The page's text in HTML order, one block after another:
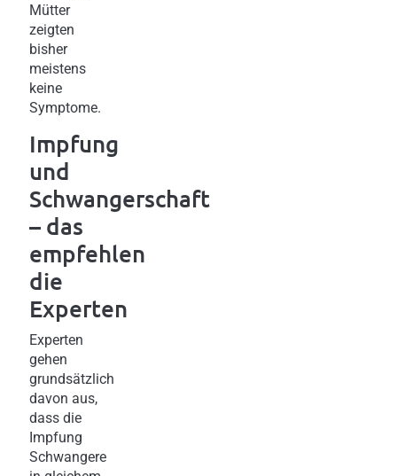
Mütter
zeigten
bisher
meistens
keine
Symptome.
Impfung
und
Schwangerschaft
– das
empfehlen
die
Experten
Experten
gehen
grundsätzlich
davon aus,
dass die
Impfung
Schwangere